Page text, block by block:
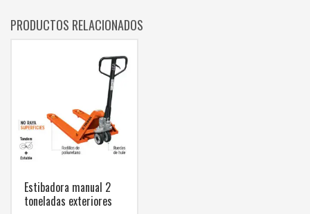
PRODUCTOS RELACIONADOS
Estibadora manual 2
toneladas exteriores